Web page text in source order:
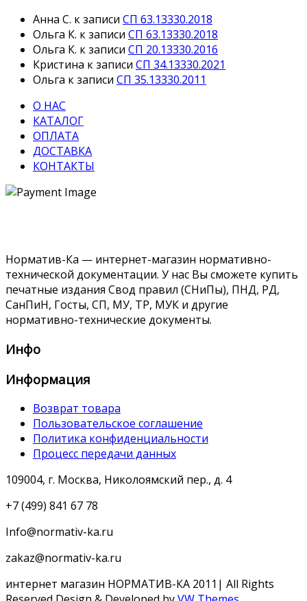
Анна С. к записи СП 63.13330.2018
Ольга К. к записи СП 63.13330.2018
Ольга К. к записи СП 20.13330.2016
Кристина к записи СП 34.13330.2021
Ольга к записи СП 35.13330.2011
О НАС
КАТАЛОГ
ОПЛАТА
ДОСТАВКА
КОНТАКТЫ
Норматив-Ка — интернет-магазин нормативно-
технической документации. У нас Вы сможете купить
печатные издания Свод правил (СНиПы), ПНД, РД,
СанПиН, Госты, СП, МУ, ТР, МУК и другие
нормативно-технические документы.
Инфо
Информация
Возврат товара
Пользовательское соглашение
Политика конфиденциальности
Процесс передачи данных
109004, г. Москва, Николоямский пер., д. 4
+7 (499) 841 67 78
Info@normativ-ka.ru
zakaz@normativ-ka.ru
интернет магазин НОРМАТИВ-КА 2011| All Rights